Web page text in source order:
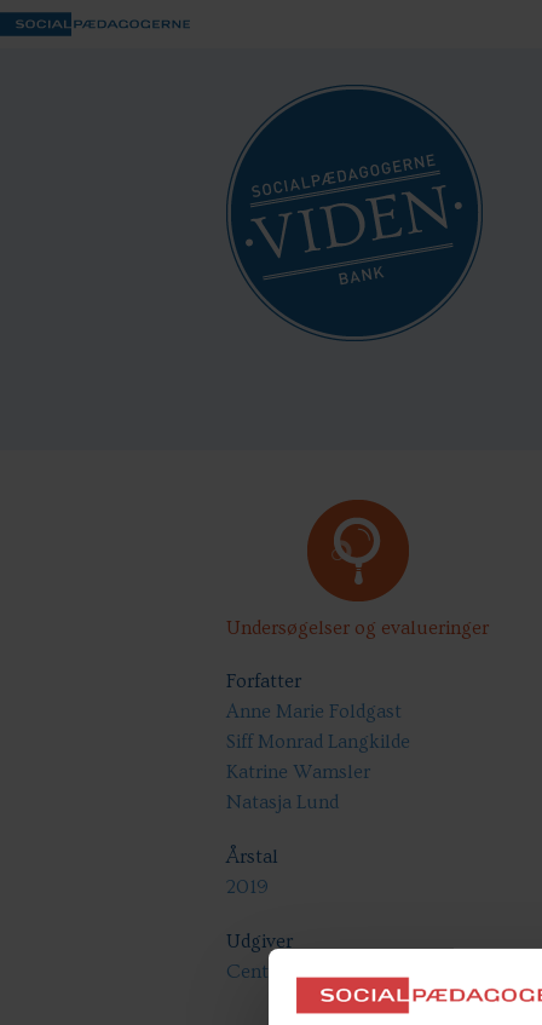
Undersøgelser og evalueringer
Forfatter
Anne Marie Foldgast
Siff Monrad Langkilde
Katrine Wamsler
Natasja Lund
Årstal
2019
Udgiver
Center for boligsocial udvikling